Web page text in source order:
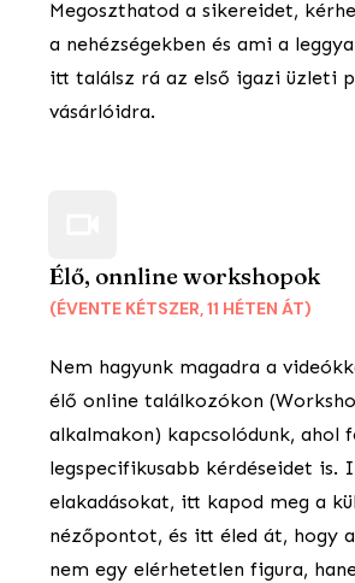
Megoszthatod a sikereidet,
a nehézségekben és ami a
itt találsz rá az első igazi üzleti
vásárlóidra.
Élő, onnline workshopok
(ÉVENTE KÉTSZER, 11 HÉTEN ÁT)
Nem hagyunk magadra a
élő online találkozókon
alkalmakon) kapcsolódunk, ahol
legspecifikusabb kérdéseidet is.
elakadásokat, itt kapod meg a
nézőpontot, és itt éled át, hogy
nem egy elérhetetlen figura,